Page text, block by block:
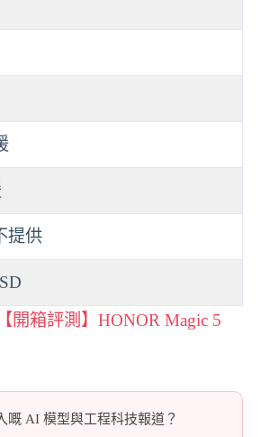
提供
開箱評測】HONOR Magic 5
嘅 AI 模型與工程科技報道？